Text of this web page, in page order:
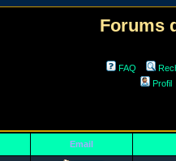
Forums
FAQ
Profil
Email